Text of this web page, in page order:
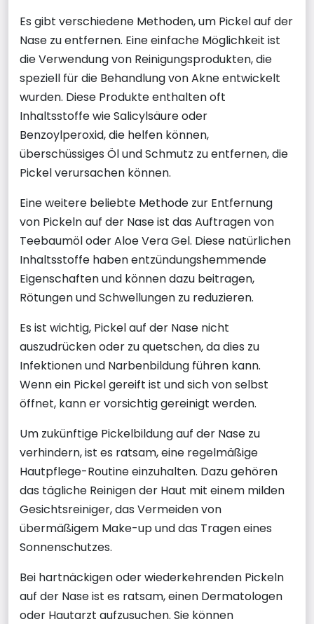
Es gibt verschiedene Methoden, um Pickel auf der
Nase zu entfernen. Eine einfache Möglichkeit ist
die Verwendung von Reinigungsprodukten, die
speziell für die Behandlung von Akne entwickelt
wurden. Diese Produkte enthalten oft
Inhaltsstoffe wie Salicylsäure oder
Benzoylperoxid, die helfen können,
überschüssiges Öl und Schmutz zu entfernen, die
Pickel verursachen können.
Eine weitere beliebte Methode zur Entfernung
von Pickeln auf der Nase ist das Auftragen von
Teebaumöl oder Aloe Vera Gel. Diese natürlichen
Inhaltsstoffe haben entzündungshemmende
Eigenschaften und können dazu beitragen,
Rötungen und Schwellungen zu reduzieren.
Es ist wichtig, Pickel auf der Nase nicht
auszudrücken oder zu quetschen, da dies zu
Infektionen und Narbenbildung führen kann.
Wenn ein Pickel gereift ist und sich von selbst
öffnet, kann er vorsichtig gereinigt werden.
Um zukünftige Pickelbildung auf der Nase zu
verhindern, ist es ratsam, eine regelmäßige
Hautpflege-Routine einzuhalten. Dazu gehören
das tägliche Reinigen der Haut mit einem milden
Gesichtsreiniger, das Vermeiden von
übermäßigem Make-up und das Tragen eines
Sonnenschutzes.
Bei hartnäckigen oder wiederkehrenden Pickeln
auf der Nase ist es ratsam, einen Dermatologen
oder Hautarzt aufzusuchen. Sie können